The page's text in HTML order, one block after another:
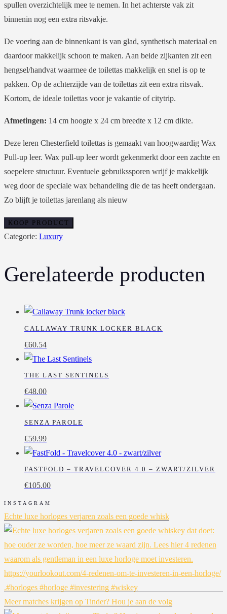
spullen overzichtelijk mee te nemen. In het achterste vak zit
binnenin nog een extra ritsvakje.
De voering aan de binnenkant is van glad, synthetisch materiaal en
daardoor makkelijk schoon te maken. Aan beide zijkanten zit een
hengsel/handvat waarmee de toilettas makkelijk en snel is op te
pakken. Op de achterzijde van de toilettas zit een extra ritsvak.
Kortom, de ideale toilettas voor je vakantie of citytrip.
Afmetingen: 14 cm hoogte x 24 cm breedte x 12 cm dikte.
Deze leren Chesterfield toilettas is gemaakt van hoogwaardig Wax
Pull-up leer. Wax pull-up leer wordt gekenmerkt door een zachte en
soepelere structuur. Eventuele gebruikssporen wrijf je makkelijk
weg door de speciale wax behandeling die de tas heeft ondergaan.
Zo blijft je toilettas jarenlang als nieuw
KOOP PRODUCT
Categorie: Luxury
Gerelateerde producten
CALLAWAY TRUNK LOCKER BLACK
€60.54
THE LAST SENTINELS
€48.00
SENZA PAROLE
€59.99
FASTFOLD – TRAVELCOVER 4.0 – ZWART/ZILVER
€105.00
INSTAGRAM
Echte luxe horloges verjaren zoals een goede whisk
Meer matches krijgen op Tinder? Hou je aan de volg